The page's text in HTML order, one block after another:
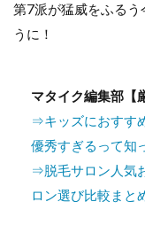
第7派が猛威をふるう
うに！
マタイク編集部【
⇒キッズにおすす
優秀すぎるって知
⇒脱毛サロン人気
ロン選び比較まと